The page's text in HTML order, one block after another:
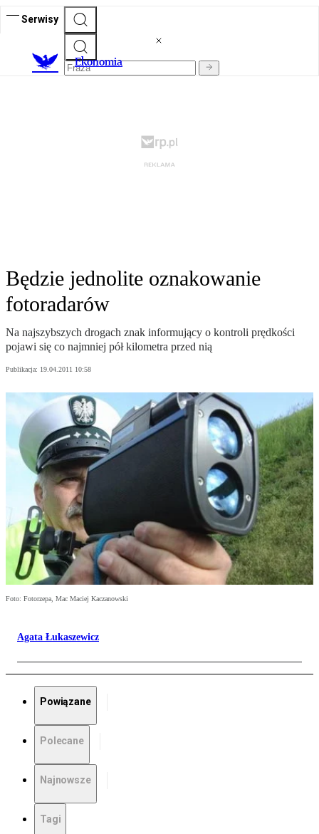
Serwisy
Ekonomia
Będzie jednolite oznakowanie
fotoradarów
Na najszybszych drogach znak informujący o kontroli prędkości
pojawi się co najmniej pół kilometra przed nią
Publikacja: 19.04.2011 10:58
Foto: Fotorzepa, Mac Maciej Kaczanowski
Agata Łukaszewicz
Powiązane
Polecane
Najnowsze
Tagi